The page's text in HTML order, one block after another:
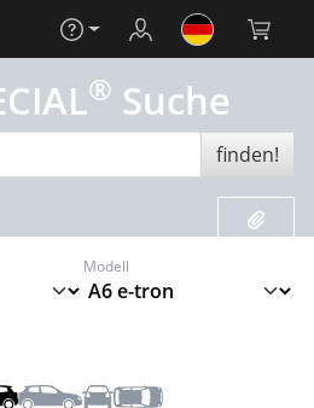
Hilfe Login
® Suche
finden!
Modell
RechtsHeckDach